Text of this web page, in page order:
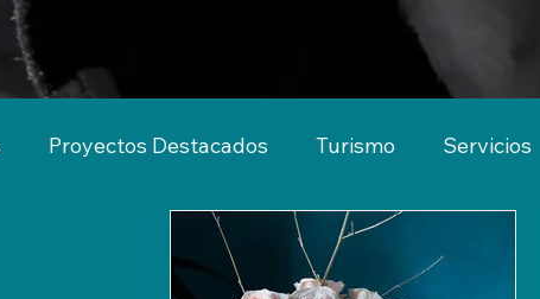
Proyectos Destacados Turismo Servicios
Actividades